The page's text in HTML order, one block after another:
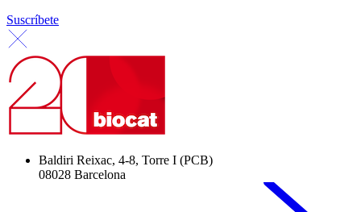
Suscríbete
Baldiri Reixac, 4-8, Torre I (PCB)
08028 Barcelona